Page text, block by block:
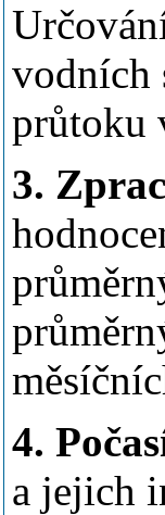
vodních
průtoku
3.
4.
a jejich